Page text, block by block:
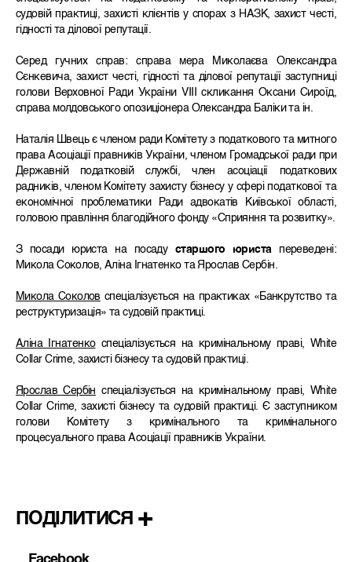
судовій практиці, захисті клієнтів у спорах з НАЗК, захист честі,
гідності та ділової репутації.
Серед гучних справ: справа мера Миколаєва Олександра
Сєнкевича, захист честі, гідності та ділової репутації заступниці
голови Верховної Ради України VIII cкликання Оксани Сироїд,
справа молдовського опозиціонера Олександра Баліки та ін.
Наталія Швець є членом ради Комітету з податкового та митного
права Асоціації правників України, членом Громадської ради при
Державній податковій службі, член асоціації податкових
радників, членом Комітету захисту бізнесу у сфері податкової та
економічної проблематики Ради адвокатів Київської області,
головою правління благодійного фонду «Сприяння та розвитку».
З посади юриста на посаду старшого юристапереведені:
Микола Соколов, Аліна Ігнатенко та Ярослав Сербін.
Микола Соколов спеціалізується на практиках «Банкрутство та
реструктуризація» та судовій практиці.
Аліна Ігнатенкоспеціалізується на кримінальному праві, White
Collar Crime, захисті бізнесу та судовій практиці.
Ярослав Сербін спеціалізується на кримінальному праві, White
Collar Crime, захисті бізнесу та судовій практиці. Є заступником
голови Комітету з кримінального та кримінального
процесуального права Асоціації правників України.
ПОДІЛИТИСЯ